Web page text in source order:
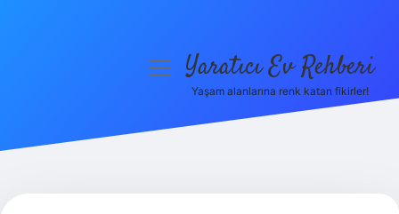
menüyüYaratıcı Ev Rehberi
Yaşam alanlarına renk katan fikirler!